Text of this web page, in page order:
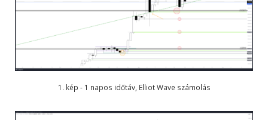
1. kép - 1 napos időtáv, Elliot Wave számolás